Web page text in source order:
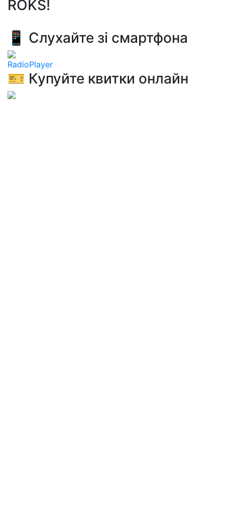
ROKS!
📱 Слухайте зі смартфона
RadioPlayer
🎫 Купуйте квитки онлайн